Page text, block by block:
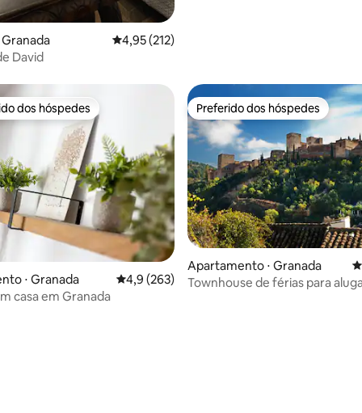
Granada 4,95 de uma avaliação média de 5, 212
4,95 (212)
David
de 5, 405 avaliações
preferidos dos hóspedes
dos hóspedes
⋅ Granada 4,9 de uma avaliação média de 5, 263
4,9 (263)
casa em Granada
Preferido dos hóspedes
Preferido dos hóspedes
Apartamento ⋅ Granada
Townhouse de férias para